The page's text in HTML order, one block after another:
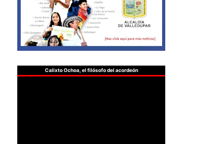
Calixto Ochoa, el filósofo del acordeón